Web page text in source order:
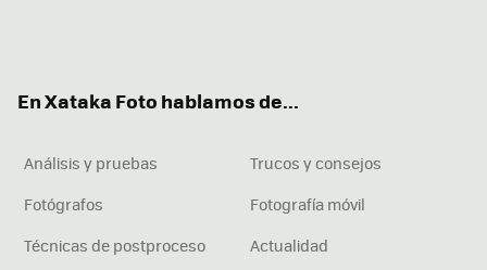
En Xataka Foto hablamos de...
Análisis y pruebas
Trucos y consejos
Fotógrafos
Fotografía móvil
Técnicas de postproceso
Actualidad